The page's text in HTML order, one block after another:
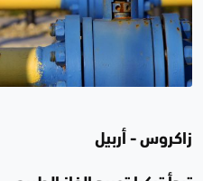
زاكروس - أربيل